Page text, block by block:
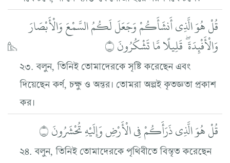
قُلْ هُوَ الَّذِي أَنشَأَكُمْ وَجَعَلَ لَكُمُ السَّمْعَ وَالْأَبْصَارَ
وَالْأَفْئِدَةَ ۖ قَلِيلًا مَّا تَشْكُرُونَ ۝
২৩. বলুন, তিনিই তোমাদেরকে সৃষ্টি করেছেন এবং
দিয়েছেন কর্ণ, চক্ষু ও অন্তর। তোমরা অল্পই কৃতজ্ঞতা প্রকাশ
কর।
قُلْ هُوَ الَّذِي ذَرَأَكُمْ فِي الْأَرْضِ وَإِلَيْهِ تُحْشَرُونَ ۝
২৪. বলুন, তিনিই তোমাদেরকে পৃথিবীতে বিস্তৃত করেছেন